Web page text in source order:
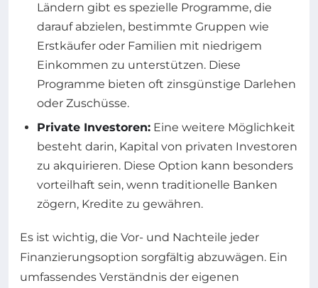
Ländern gibt es spezielle Programme, die
darauf abzielen, bestimmte Gruppen wie
Erstkäufer oder Familien mit niedrigem
Einkommen zu unterstützen. Diese
Programme bieten oft zinsgünstige Darlehen
oder Zuschüsse.
Private Investoren: Eine weitere Möglichkeit
besteht darin, Kapital von privaten Investoren
zu akquirieren. Diese Option kann besonders
vorteilhaft sein, wenn traditionelle Banken
zögern, Kredite zu gewähren.
Es ist wichtig, die Vor- und Nachteile jeder
Finanzierungsoption sorgfältig abzuwägen. Ein
umfassendes Verständnis der eigenen